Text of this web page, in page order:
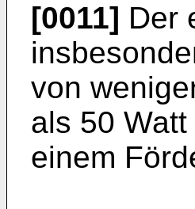
[0011] Der
von
als 50
einem